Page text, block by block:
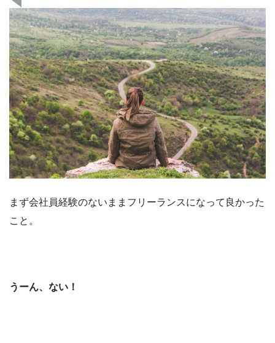
まず会社員経験のないままフリーランスになって良かった
こと。
うーん、ない！